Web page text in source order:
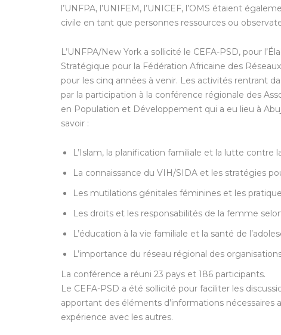
l’UNFPA, l’UNIFEM, l’UNICEF, l’OMS étaient
civile en tant que personnes ressources ou
L’UNFPA/New York a sollicité le CEFA-PSD, pour
Stratégique pour la Fédération Africaine des
pour les cinq années à venir. Les activités rentrant
par la participation à la conférence régionale des
en Population et Développement qui a eu lieu à
savoir :
L’Islam, la planification familiale et la lutte
La connaissance du VIH/SIDA et les stratégies
Les mutilations génitales féminines et les
Les droits et les responsabilités de la femme selon
L’éducation à la vie familiale et la santé de
L’importance du réseau régional des
La conférence a réuni 23 pays et 186 participants.
Le CEFA-PSD a été sollicité pour faciliter les
apportant des éléments d’informations
expérience avec les autres.